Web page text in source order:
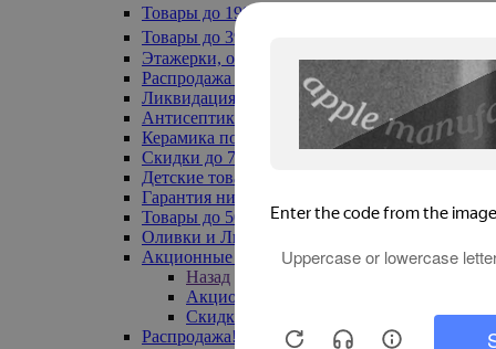
Товары до 199₽
Товары до 399₽
Этажерки, обувницы
Распродажа текстиля до -50%
Ликвидация до -70%
Антисептики
Керамика по 129 руб
Скидки до 70%
Детские товары
Гарантия низкой цены
Товары до 500 руб
Оливки и Лимоны
Акционные товары
Назад
Акционные товары
Скидка 20% по промокоду
Распродажа! Ульяновск до -70%